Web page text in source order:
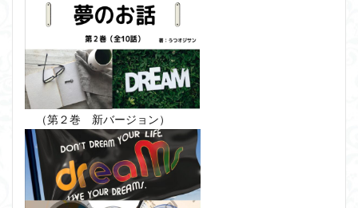
（第２巻 新バージョン）